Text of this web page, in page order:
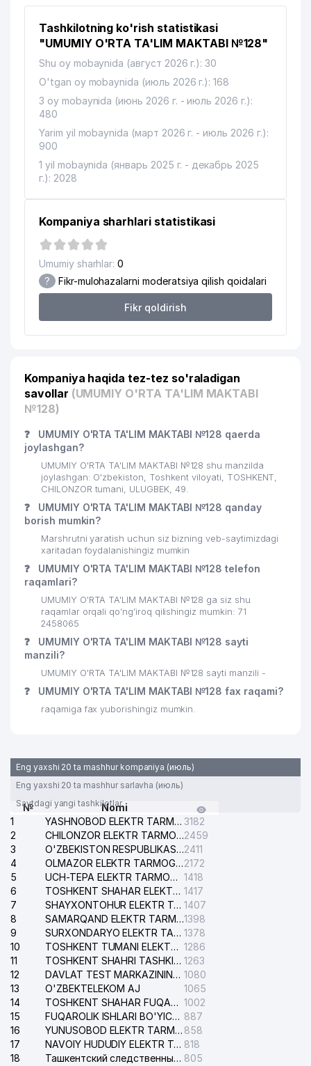
10 BIG-PROM-SERVIS MChJ
12 MAHZUNA MChJ
13 BARVENT IMPEX MChJ 790 м
14
O'ZBEKISTON RESPUBLIKASI
MARKAZIY DAVLAT ARXIVI
791 м
15
AGROBANK ATB TOSHKENT SHAHAR
16 BALTIC CENTER MChJ
17
INGO-UZBEKISTAN AJ TASHKENT
18 O'ZARXIV AGENTLIGI 810 м
IMMUNOPROF SERVICE MChJ
20 GROUNDBIZNES MAKING QK MChJ 878 м
22 AZR-TEXTILE GROUP MChJ 920 м
24 KARIM IJOD YUKSALISH MChJ
25 BAYRAM COMPANY MChJ 964 м
27 HUMO TOUR MChJ
MURUVVAT DENTA SERVIS XUSUSIY
KORXONASI
29 INT-VEST GLOBAL TRADE MChJ
Tashkilotning ko'rish statistikasi
"UMUMIY O'RTA TA'LIM MAKTABI №128"
Shu oy mobaynida (август 2026 г.): 30
O'tgan oy mobaynida (июль 2026 г.): 168
3 oy mobaynida (июнь 2026 г. - июль 2026 г.):
480
Yarim yil mobaynida (март 2026 г. - июль 2026 г.):
900
1 yil mobaynida (январь 2025 г. - декабрь 2025
г.): 2028
Kompaniya sharhlari statistikasi
Umumiy sharhlar: 0
? Fikr-mulohazalarni moderatsiya qilish qoidalari
Fikr qoldirish
Kompaniya haqida tez-tez so'raladigan
savollar (UMUMIY O'RTA TA'LIM MAKTABI
№128)
❓
UMUMIY O'RTA TA'LIM MAKTABI №128 qaerda
joylashgan?
UMUMIY O'RTA TA'LIM MAKTABI №128 shu manzilda
joylashgan: O'zbekiston, Toshkent viloyati, TOSHKENT,
CHILONZOR tumani, ULUGBEK, 49.
❓
UMUMIY O'RTA TA'LIM MAKTABI №128 qanday
borish mumkin?
Marshrutni yaratish uchun siz bizning veb-saytimizdagi
xaritadan foydalanishingiz mumkin
❓
UMUMIY O'RTA TA'LIM MAKTABI №128 telefon
raqamlari?
UMUMIY O'RTA TA'LIM MAKTABI №128 ga siz shu
raqamlar orqali qo’ng’iroq qilishingiz mumkin: 71
2458065
❓
UMUMIY O'RTA TA'LIM MAKTABI №128 sayti
manzili?
UMUMIY O'RTA TA'LIM MAKTABI №128 sayti manzili -
❓ UMUMIY O'RTA TA'LIM MAKTABI №128 fax raqami?
raqamiga fax yuborishingiz mumkin.
Eng yaxshi 20 ta mashhur kompaniya (июль)
Eng yaxshi 20 ta mashhur sarlavha (июль)
Saytdagi yangi tashkilotlar
№
Nomi
1
YASHNOBOD ELEKTR TARMOG'I NOSOZLIKLARI XIZMATI 3182
2
CHILONZOR ELEKTR TARMOG'I NOSOZLIK XIZMATI2459
3
O'ZBEKISTON RESPUBLIKASI BOSH PROKURATURASI ISHONCH TELEFONI2411
4
OLMAZOR ELEKTR TARMOG'I NOSOZLIKLARI XIZMATI2172
5
UCH-TEPA ELEKTR TARMOG'I NOSOZLIKLARI XIZMATI 1418
6
TOSHKENT SHAHAR ELEKTR TARMOQLARI KORXONASI AJ 1417
7
SHAYXONTOHUR ELEKTR TARMOG'I NOSOZLIKLARINI TUZATISH XIZMATI 1407
8
SAMARQAND ELEKTR TARMOQLARI AJ1398
9
SURXONDARYO ELEKTR TARMOQLARI AJ 1378
10
TOSHKENT TUMANI ELEKTR TARMOG'I AVARIYA XIZMATI 1286
11
TOSHKENT SHAHRI TASHKILOT TELEFONLARI HAQIDA MA'LUMOT BYUROSI 1263
12
DAVLAT TEST MARKAZINING ISHONCH TELEFONLARI 1080
13
O'ZBEKTELEKOM AJ
1065
14
TOSHKENT SHAHAR FUQAROLIK ISHLARI BO'YICHA SUDI 1002
15
FUQAROLIK ISHLARI BO'YICHA YAKKASAROY TUMANLARARO SUDI 887
16
YUNUSOBOD ELEKTR TARMOG'I NOSOZLIKLARI XIZMATI 858
17
NAVOIY HUDUDIY ELEKTR TARMOQLARI KORXONASI AJ 818
18
Ташкентский следственный изолятор 805